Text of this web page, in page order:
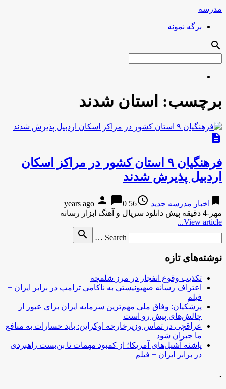
مدرسه
برگه نمونه
search
برچسب: استان شدند
description
فرهنگیان ۹ استان کشور در مراکز اسکان
اردبیل پذیرش شدند
bookmark اخبار مدرسه جدید access_time
56 years ago
person chat_bubble0
مهر-4 دقیقه پیش دانلود سریال و آهنگ ابزار رسانه
View article...
Search …
search
نوشته‌های تازه
تکذیب وقوع انفجار در مرز شلمچه
اعتراف رسانه صهیونیستی به ناکامی ترامپ در برابر ایران +
فیلم
پزشکیان: وفاق ملی مهم‌ترین سرمایه ایران برای عبور از
چالش‌های پیش رو است
عراقچی در تماس وزیرخارجه اوکراین: باید خسارات به منافع
ما جبران شود
پاشنه آشیل‌های آمریکا؛ از کمبود مهمات تا بن‌بست راهبردی
در برابر ایران + فیلم
.